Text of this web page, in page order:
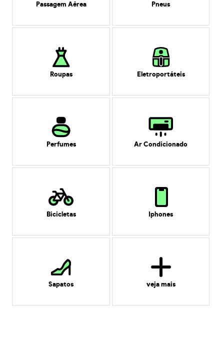
Passagem Aérea Pneus
Roupas Eletroportáteis
Perfumes Ar Condicionado
Bicicletas Iphones
Sapatos veja mais